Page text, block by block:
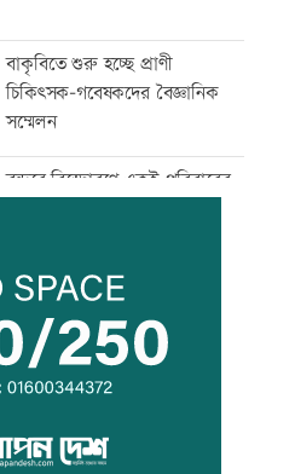
বাকৃবিতে শুরু হচ্ছে প্রাণী
চিকিৎসক-গবেষকদের বৈজ্ঞানিক
সম্মেলন
বন্দরে বিস্ফোরণে একই পরিবারের
পাঁচ আর্থিক প্রতিষ্ঠান বন্ধের
অনুমোদন, রোববার প্রশাসক
নিয়োগ
স্বাভাবিক